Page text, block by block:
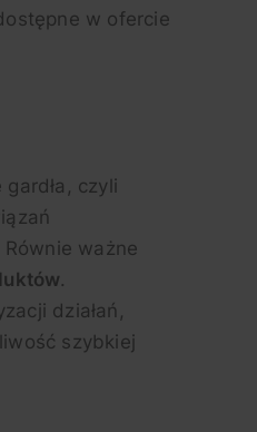
w ofercie
czyli
ważne
.
działań,
szybkiej